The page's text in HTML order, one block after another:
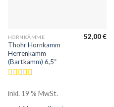
HORNKÄMME
Thohr Hornkamm
Herrenkamm
(Bartkamm) 6,5“
mit
52,00€
inkl. 19 % MwSt.